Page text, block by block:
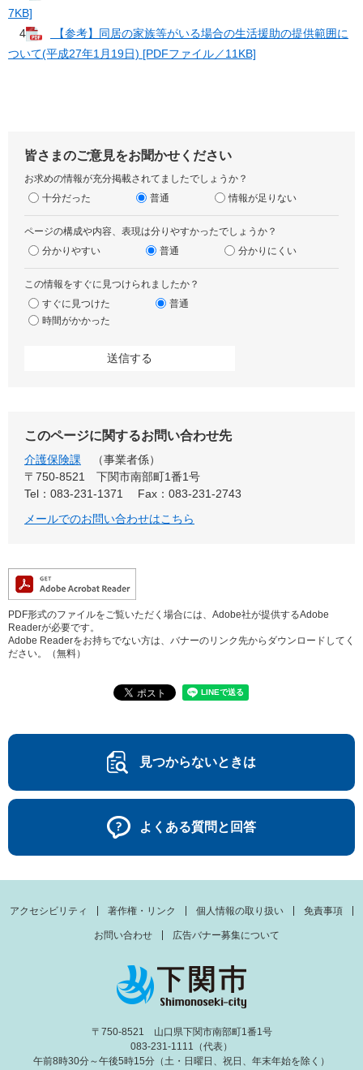
7KB]
4
【参考】同居の家族等がいる場合の生活援助の提供範囲に
ついて(平成27年1月19日) [PDFファイル／11KB]
皆さまのご意見をお聞かせください
お求めの情報が充分掲載されてましたでしょうか？
十分だった
普通 情報が足りない
ページの構成や内容、表現は分りやすかったでしょうか？
分かりやすい
普通 分かりにくい
この情報をすぐに見つけられましたか？
すぐに見つけた
普通
時間がかかった
このページに関するお問い合わせ先
介護保険課
事業者係
〒750-8521
下関市南部町1番1号
Tel：083-231-1371
Fax：083-231-2743
メールでのお問い合わせはこちら
PDF形式のファイルをご覧いただく場合には、Adobe社が提供するAdobe
Readerが必要です。
Adobe Readerをお持ちでない方は、バナーのリンク先からダウンロードしてく
ださい。（無料）
見つからないときは
よくある質問と回答
アクセシビリティ 著作権・リンク 個人情報の取り扱い 免責事項
お問い合わせ 広告バナー募集について
〒750-8521 山口県下関市南部町1番1号
083-231-1111（代表）
午前8時30分～午後5時15分（土・日曜日、祝日、年末年始を除く）